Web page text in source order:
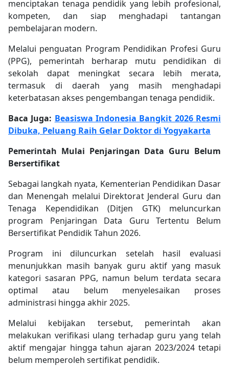
menciptakan tenaga pendidik yang lebih profesional,
kompeten, dan siap menghadapi tantangan
pembelajaran modern.
Melalui penguatan Program Pendidikan Profesi Guru
(PPG), pemerintah berharap mutu pendidikan di
sekolah dapat meningkat secara lebih merata,
termasuk di daerah yang masih menghadapi
keterbatasan akses pengembangan tenaga pendidik.
Baca Juga: Beasiswa Indonesia Bangkit 2026 Resmi
Dibuka, Peluang Raih Gelar Doktor di Yogyakarta
Pemerintah Mulai Penjaringan Data Guru Belum
Bersertifikat
Sebagai langkah nyata, Kementerian Pendidikan Dasar
dan Menengah melalui Direktorat Jenderal Guru dan
Tenaga Kependidikan (Ditjen GTK) meluncurkan
program Penjaringan Data Guru Tertentu Belum
Bersertifikat Pendidik Tahun 2026.
Program ini diluncurkan setelah hasil evaluasi
menunjukkan masih banyak guru aktif yang masuk
kategori sasaran PPG, namun belum terdata secara
optimal atau belum menyelesaikan proses
administrasi hingga akhir 2025.
Melalui kebijakan tersebut, pemerintah akan
melakukan verifikasi ulang terhadap guru yang telah
aktif mengajar hingga tahun ajaran 2023/2024 tetapi
belum memperoleh sertifikat pendidik.